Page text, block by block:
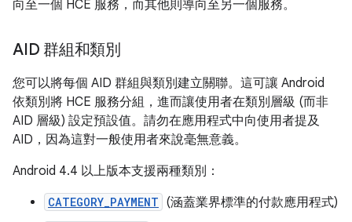
向至一個 HCE 服務，而其他則導向至另一個服務。
AID 群組和類別
您可以將每個 AID 群組與類別建立關聯。這可讓 Android
依類別將 HCE 服務分組，進而讓使用者在類別層級 (而非
AID 層級) 設定預設值。請勿在應用程式中向使用者提及
AID，因為這對一般使用者來說毫無意義。
Android 4.4 以上版本支援兩種類別：
CATEGORY_PAYMENT (涵蓋業界標準的付款應用程式)